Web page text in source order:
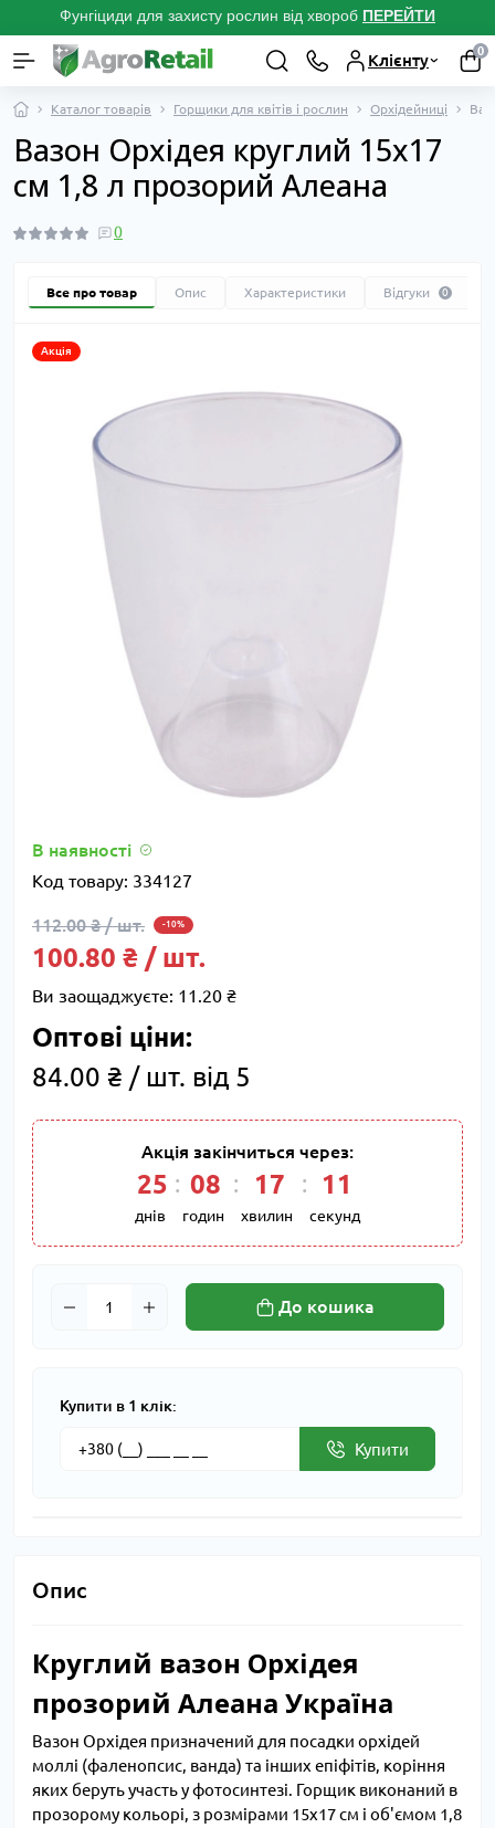
Фунгіциди для захисту рослин від хвороб ПЕРЕЙТИ
Клієнту
0
Каталог товарів Горщики для квітів і рослин Орхідейниці
Вазон Орхідея круглий 15х17
см 1,8 л прозорий Алеана
0
Все про товар Опис Характеристики Відгуки 0
Акція
В наявності
Код товару: 334127
112.00 ₴ / шт. -10%
100.80 ₴ / шт.
Ви заощаджуєте: 11.20 ₴
Оптові ціни:
84.00 ₴ / шт. від 5
Акція закінчиться через:
25
днів
08
годин
17
хвилин
11
секунд
До кошика
Купити в 1 клік:
Купити
Опис
Круглий вазон Орхідея
прозорий Алеана Україна
Вазон Орхідея призначений для посадки орхідей
моллі (фаленопсис, ванда) та інших епіфітів, коріння
яких беруть участь у фотосинтезі. Горщик виконаний в
прозорому кольорі, з розмірами 15х17 см і об'ємом 1,8